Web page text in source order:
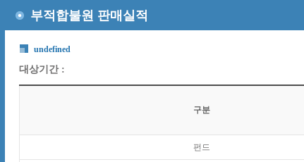
부적합불원 판매실적
undefined
대상기간 :
구분
펀드